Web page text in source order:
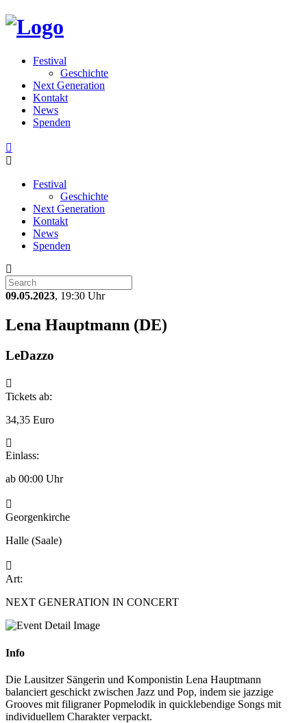
Festival
Geschichte
Next Generation
Kontakt
News
Spenden
Festival
Geschichte
Next Generation
Kontakt
News
Spenden
09.05.2023, 19:30 Uhr
Lena Hauptmann (DE)
LeDazzo
Tickets ab:
34,35 Euro
Einlass:
ab 00:00 Uhr
Georgenkirche
Halle (Saale)
Art:
NEXT GENERATION IN CONCERT
Info
Die Lausitzer Sängerin und Komponistin Lena Hauptmann
balanciert geschickt zwischen Jazz und Pop, indem sie jazzige
Grooves mit filigraner Popmelodik in quicklebendige Songs mit
individuellem Charakter verpackt.